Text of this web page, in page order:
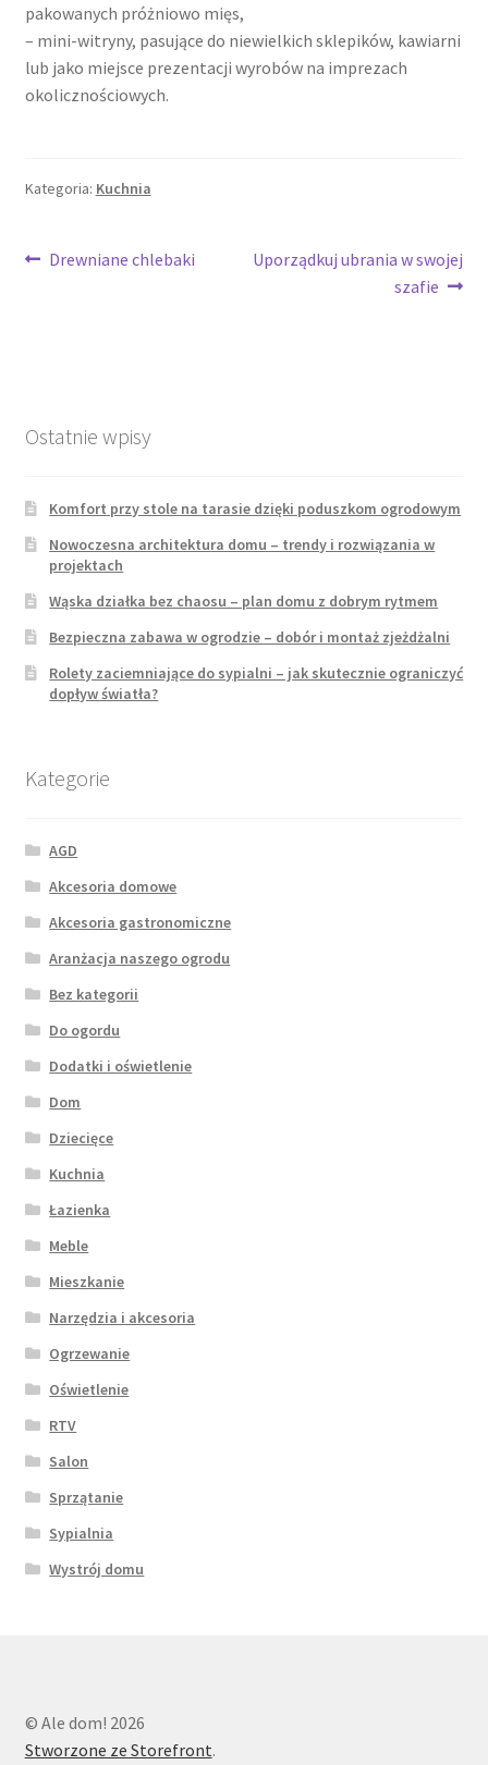
pakowanych próżniowo mięs,
– mini-witryny, pasujące do niewielkich sklepików, kawiarni
lub jako miejsce prezentacji wyrobów na imprezach
okolicznościowych.
Kategoria: Kuchnia
Nawigacja
Poprzedni
Drewniane chlebaki
Następny
Uporządkuj ubrania w swojej
szafie
Ostatnie wpisy
Komfort przy stole na tarasie dzięki poduszkom ogrodowym
Nowoczesna architektura domu – trendy i rozwiązania w
projektach
Wąska działka bez chaosu – plan domu z dobrym rytmem
Bezpieczna zabawa w ogrodzie – dobór i montaż zjeżdżalni
Rolety zaciemniające do sypialni – jak skutecznie ograniczyć
dopływ światła?
Kategorie
AGD
Akcesoria domowe
Akcesoria gastronomiczne
Aranżacja naszego ogrodu
Bez kategorii
Do ogordu
Dodatki i oświetlenie
Dom
Dziecięce
Kuchnia
Łazienka
Meble
Mieszkanie
Narzędzia i akcesoria
Ogrzewanie
Oświetlenie
RTV
Salon
Sprzątanie
Sypialnia
Wystrój domu
© Ale dom! 2026
Stworzone ze Storefront.